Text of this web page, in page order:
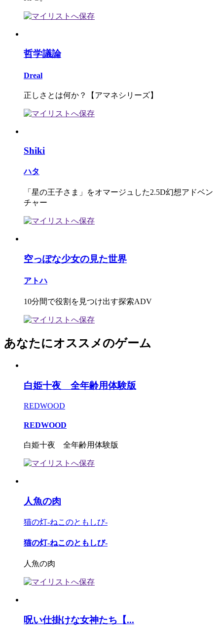
哲学議論
Dreal
正しさとは何か？【アマネシリーズ】
Shiki
ハタ
「星の王子さま」をオマージュした2.5D幻想アドベン
チャー
空っぽな少女の見た世界
アトハ
10分間で役割を見つけ出す探索ADV
あなたにオススメのゲーム
白姫十夜 全年齢用体験版
REDWOOD
REDWOOD
白姫十夜 全年齢用体験版
人魚の肉
猫の灯-ねこのともしび-
猫の灯-ねこのともしび-
人魚の肉
呪い仕掛けな女神たち【...